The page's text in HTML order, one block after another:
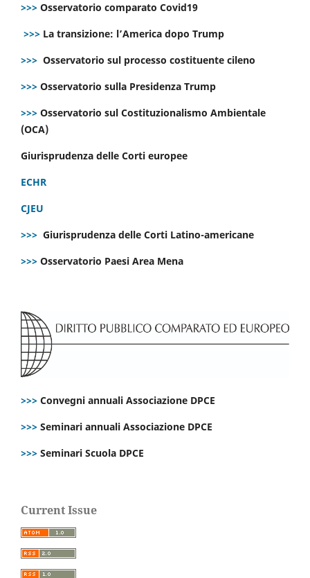
>>> Osservatorio comparato Covid19
>>> La transizione: l’America dopo Trump
>>> Osservatorio sul processo costituente cileno
>>> Osservatorio sulla Presidenza Trump
>>> Osservatorio sul Costituzionalismo Ambientale
(OCA)
Giurisprudenza delle Corti europee
ECHR
CJEU
>>> Giurisprudenza delle Corti Latino-americane
>>> Osservatorio Paesi Area Mena
>>> Convegni annuali Associazione DPCE
>>> Seminari annuali Associazione DPCE
>>> Seminari Scuola DPCE
Current Issue